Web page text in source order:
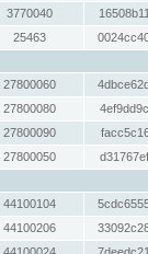
3770040
25463
27800060
27800080
27800090
27800050
44100104
44100206